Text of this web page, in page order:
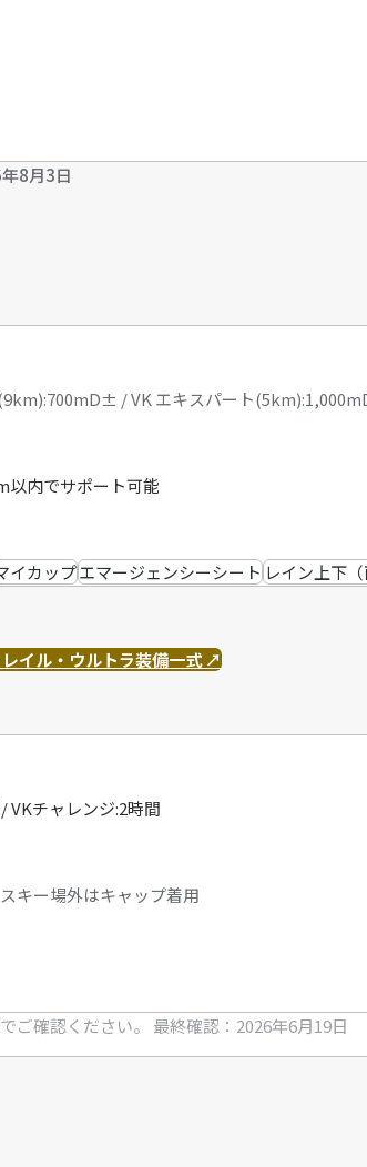
8月3日
/ VK エキスパート
以内でサポート可能
イカップエマージェンシーシート レイン上下（
イル・ウルトラ装備一式↗
VKチャレンジ:2時間
キー場外はキャップ着用
ご確認ください。
最終確認：2026年6月19日